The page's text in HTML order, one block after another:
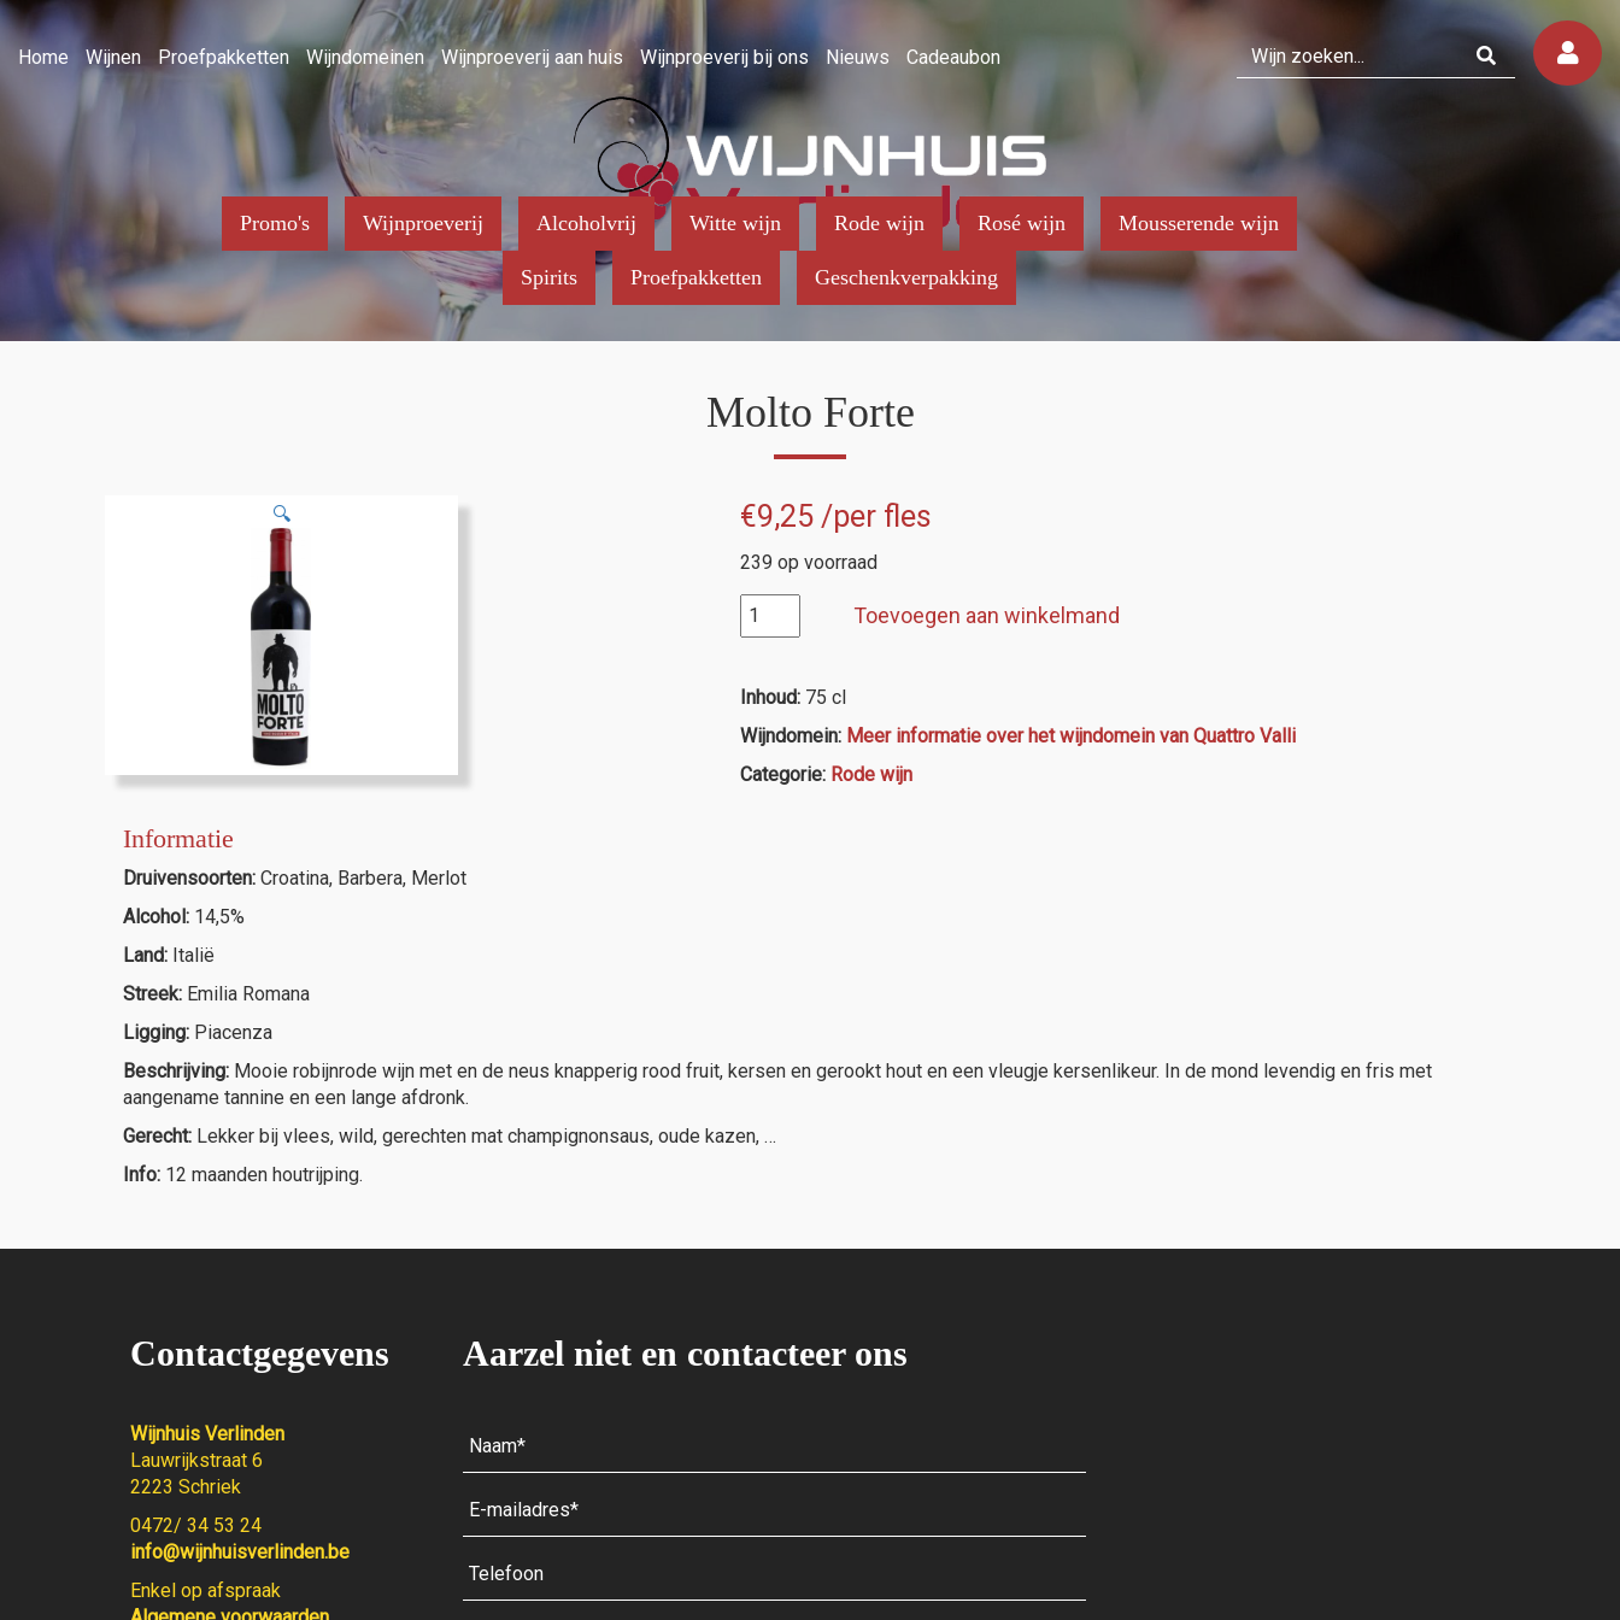
Home Wijnen Proefpakketten Wijndomeinen Wijnproeverij aan huis Wijnproeverij bij ons Nieuws Cadeaubon
Promo's Wijnproeverij Alcoholvrij Witte wijn Rode wijn Rosé wijn Mousserende wijn
Spirits Proefpakketten Geschenkverpakking
Molto Forte
🔍 €9,25/per fles
239 op voorraad
Molto
Forte
Toevoegen aan winkelmand
Inhoud: 75 cl
Wijndomein: Meer informatie over het wijndomein van Quattro Valli
Categorie: Rode wijn
Informatie
Druivensoorten: Croatina, Barbera, Merlot
Alcohol: 14,5%
Land: Italië
Streek: Emilia Romana
Ligging: Piacenza
Beschrijving: Mooie robijnrode wijn met en de neus knapperig rood fruit, kersen en gerookt hout en een vleugje kersenlikeur. In de mond levendig en fris met
aangename tannine en een lange afdronk.
Gerecht: Lekker bij vlees, wild, gerechten mat champignonsaus, oude kazen, …
Info: 12 maanden houtrijping.
Contactgegevens
Wijnhuis Verlinden
Lauwrijkstraat 6
2223 Schriek
0472/ 34 53 24
info@wijnhuisverlinden.be
Enkel op afspraak
Aarzel niet en contacteer ons